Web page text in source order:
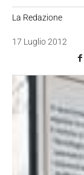
La Redazione
17 Luglio 2012